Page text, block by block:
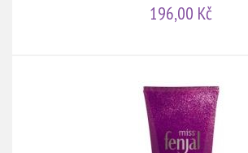
196,00 Kč